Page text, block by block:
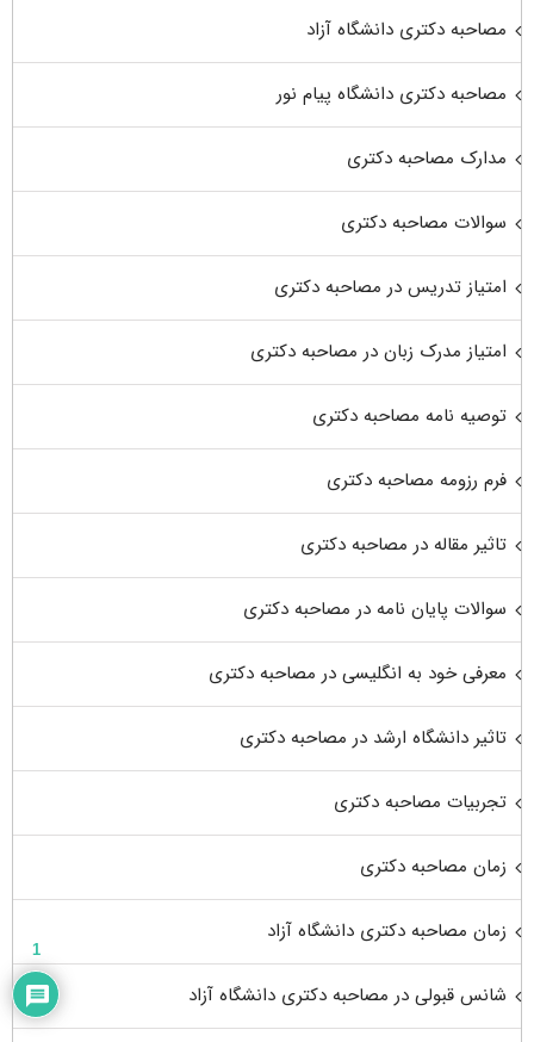
مصاحبه دکتری دانشگاه آزاد
مصاحبه دکتری دانشگاه پیام نور
مدارک مصاحبه دکتری
سوالات مصاحبه دکتری
امتیاز تدریس در مصاحبه دکتری
امتیاز مدرک زبان در مصاحبه دکتری
توصیه نامه مصاحبه دکتری
فرم رزومه مصاحبه دکتری
تاثیر مقاله در مصاحبه دکتری
سوالات پایان نامه در مصاحبه دکتری
معرفی خود به انگلیسی در مصاحبه دکتری
تاثیر دانشگاه ارشد در مصاحبه دکتری
تجربیات مصاحبه دکتری
زمان مصاحبه دکتری
زمان مصاحبه دکتری دانشگاه آزاد
شانس قبولی در مصاحبه دکتری دانشگاه آزاد
1